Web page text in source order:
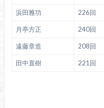
浜田雅功 226回
月亭方正 240回
遠藤章造 208回
田中直樹 221回